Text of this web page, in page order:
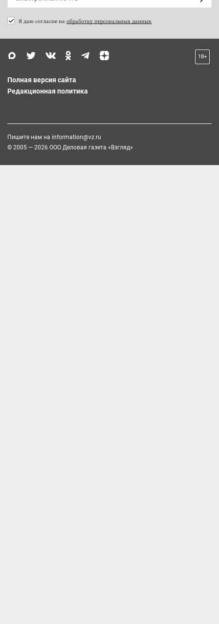
Я даю согласие на обработку персональных данных
18+
Полная версия сайта
Редакционная политика
Пишите нам на information@vz.ru
© 2005 — 2026 ООО Деловая газета «Взгляд»